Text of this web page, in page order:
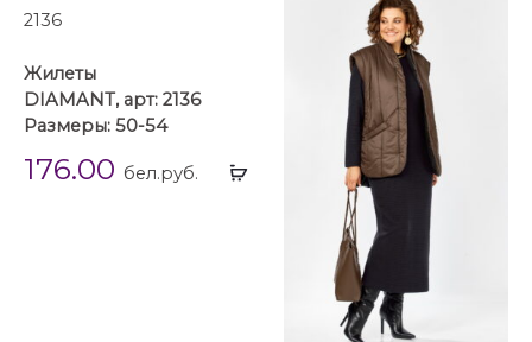
Выбрать
Жилеты
DIAMANT, арт: 2136
Размеры: 50-54
176.00 бел.руб.